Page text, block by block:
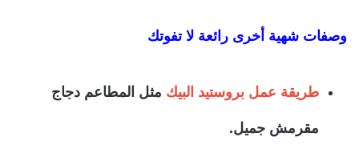
وصفات شهية أخرى رائعة لا تفوتك
طريقة عمل بروستيد البيك مثل المطاعم دجاج
مقرمش جميل.